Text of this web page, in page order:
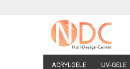
ACRYLGELE UV-GELE